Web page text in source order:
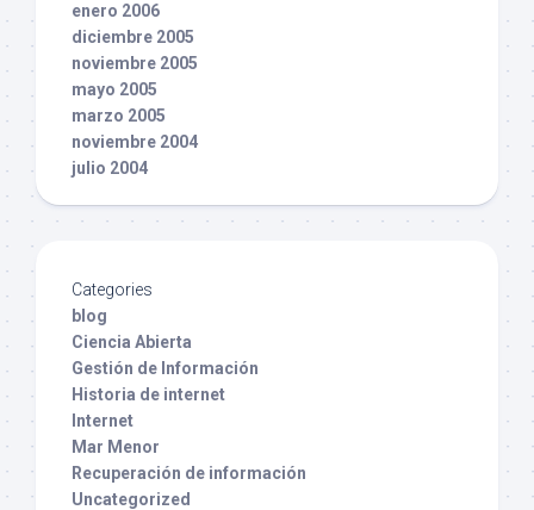
enero 2006
diciembre 2005
noviembre 2005
mayo 2005
marzo 2005
noviembre 2004
julio 2004
Categories
blog
Ciencia Abierta
Gestión de Información
Historia de internet
Internet
Mar Menor
Recuperación de información
Uncategorized